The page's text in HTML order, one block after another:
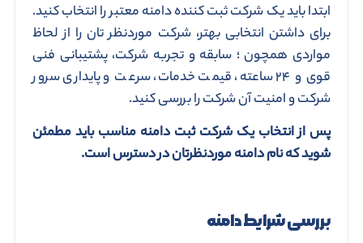
ابتدا باید یک شرکت ثبت کننده دامنه معتبر را انتخاب کنید.
برای داشتن انتخابی بهتر، شرکت موردنظر تان را از لحاظ
مواردی همچون ؛ سابقه و تجربه شرکت، پشتیبانی فنی
قوی و ۲۴ ساعته، قیمت خدمات، سرعت و پایداری سرور
شرکت و امنیت آن شرکت را بررسی کنید.
پس از انتخاب یک شرکت ثبت دامنه مناسب باید مطمئن
شوید که نام دامنه موردنظرتان در دسترس است.
بررسی شرایط دامنه